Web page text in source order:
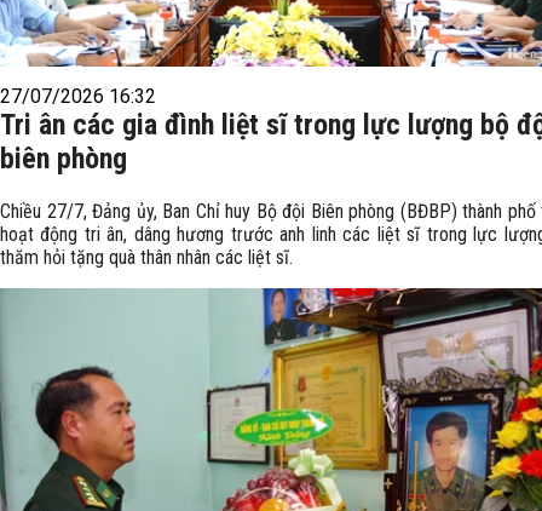
27/07/2026 16:32
Tri ân các gia đình liệt sĩ trong lực lượng bộ
biên phòng
Chiều 27/7, Đảng ủy, Ban Chỉ huy Bộ đội Biên phòng (BĐBP) thành
hoạt động tri ân, dâng hương trước anh linh các liệt sĩ trong lực
thăm hỏi tặng quà thân nhân các liệt sĩ.